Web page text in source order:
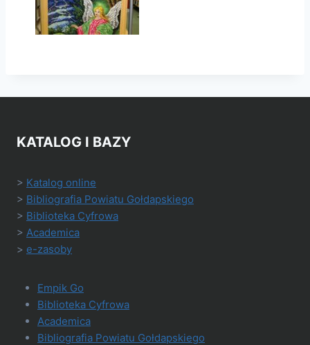
KATALOG I BAZY
> Katalog online
> Bibliografia Powiatu Gołdapskiego
> Biblioteka Cyfrowa
> Academica
> e-zasoby
Empik Go
Biblioteka Cyfrowa
Academica
Bibliografia Powiatu Gołdapskiego